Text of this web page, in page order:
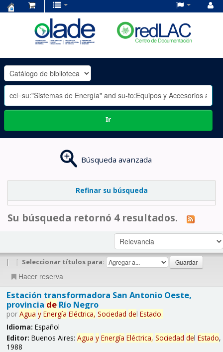
OLADE
-
Ir
Búsqueda avanzada
Refinar su búsqueda
Su búsqueda retornó 4 resultados.
| | Seleccionar títulos para:
Hacer reserva
Estación transformadora San Antonio Oeste,
provincia deRío Negro
por Agua y Energía Eléctrica, Sociedad del Estado.
Idioma: Español
Editor: Buenos Aires: Agua y Energía Eléctrica, Sociedad del Estado,
1988